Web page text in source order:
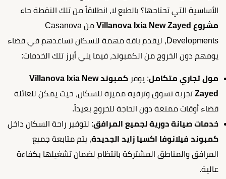
الأساسية التي تحتاجها؟ بالطبع لا، انطلاقاً من تلك النقطة جاء
مشروع Villanova Ixia New Zayed
من Casanova
Developments، ليقدم باقة مهمة للسكان تساعدهم في قضاء
يومهم دون الخروج من الكمبوند، فيما يلي أبرز تلك الخدمات:
مول تجاري متكامل: يوفر
كمبوند Villanova Ixia New
Zayed تجربة تسوق وترفيه مميزة للسكان، حيث يمكن للعائلة
قضاء أوقات ممتعة دون الحاجة للخروج بعيداً.
خدمات صيانة دورية لجميع المرافق: لتوفير راحة السكان داخل
كمبوند فيلانوفا اكسيا زايد الجديدة، يتم متابعة جميع
المرافق والمناطق المشتركة بانتظام لضمان تشغيلها بكفاءة
عالية.